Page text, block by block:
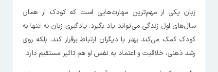
زبان یکی از مهم‌ترین مهارت‌هایی است که کودک از همان
سال‌های اول زندگی می‌تواند یاد بگیرد. یادگیری زبان نه تنها به
کودک کمک می‌کند بهتر با دیگران ارتباط برقرار کند، بلکه روی
رشد ذهنی، خلاقیت و اعتماد به نفس او هم تاثیر مستقیم دارد.